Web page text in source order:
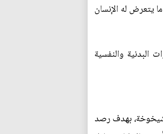
يتعرض له الإنسان
البدنية والنفسية
بهدف رصد